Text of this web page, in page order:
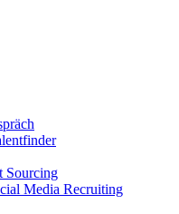
Sourcing
Media Recruiting